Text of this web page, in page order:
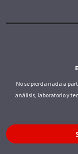
No se pierda nada a
análisis, laboratorio y